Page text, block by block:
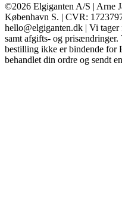
©2026 Elgiganten A/S | Arne
København S. | CVR:
hello@elgiganten.dk | Vi
samt afgifts- og
bestilling ikke er bindende for
behandlet din ordre og sendt